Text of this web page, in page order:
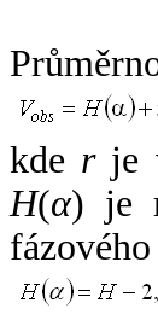
kde rje
H(α) je